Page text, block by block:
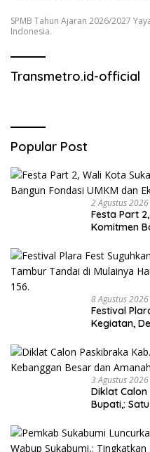
SPMB Tahun Ajaran 2026/2027
Indonesia.
Transmetro.id-official
Popular Post
2 Agustus 2026
Festa Part
Komitmen
8 Agustus 2026
Festival
Kegiatan,
156.
3 Agustus 2026
Diklat
Bupati,: